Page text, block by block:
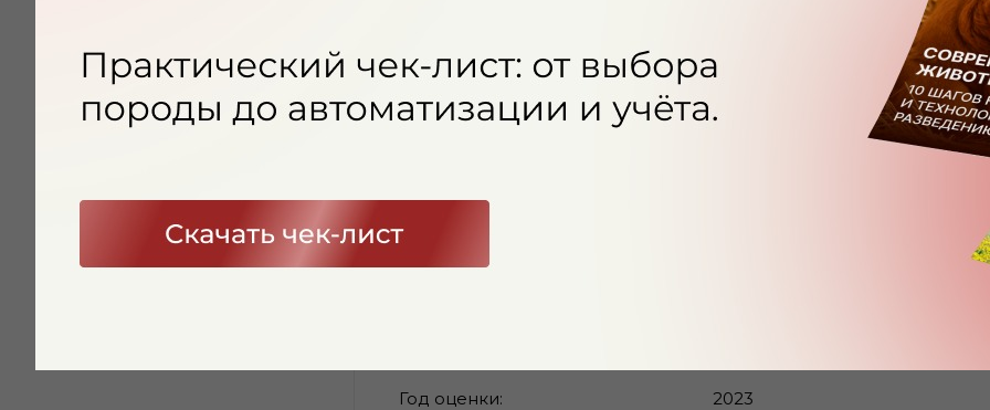
Продуктивность Матери
2л. - 13094кг - 3,81% - 3,28%
ОО
К.Ф.Дорси 0139005002
Год оценки
2023